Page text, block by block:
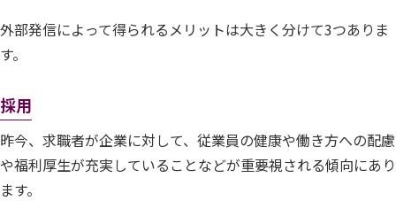
外部発信によって得られるメリットは大きく分けて3つありま
す。
採用
昨今、求職者が企業に対して、従業員の健康や働き方への配慮
や福利厚生が充実していることなどが重要視される傾向にあり
ます。